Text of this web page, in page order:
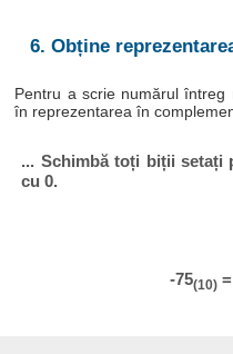
6. Obține
Pentru a scrie numărul
în reprezentarea în
... Schimbă toți biții setați
cu 0.
-75(10)